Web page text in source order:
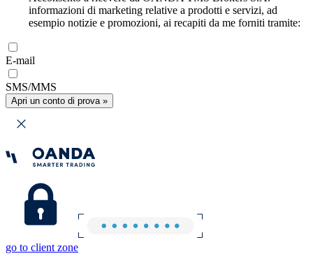
informazioni di marketing relative a prodotti e servizi, ad
esempio notizie e promozioni, ai recapiti da me forniti tramite:
E-mail
SMS/MMS
Apri un conto di prova »
go to client zone